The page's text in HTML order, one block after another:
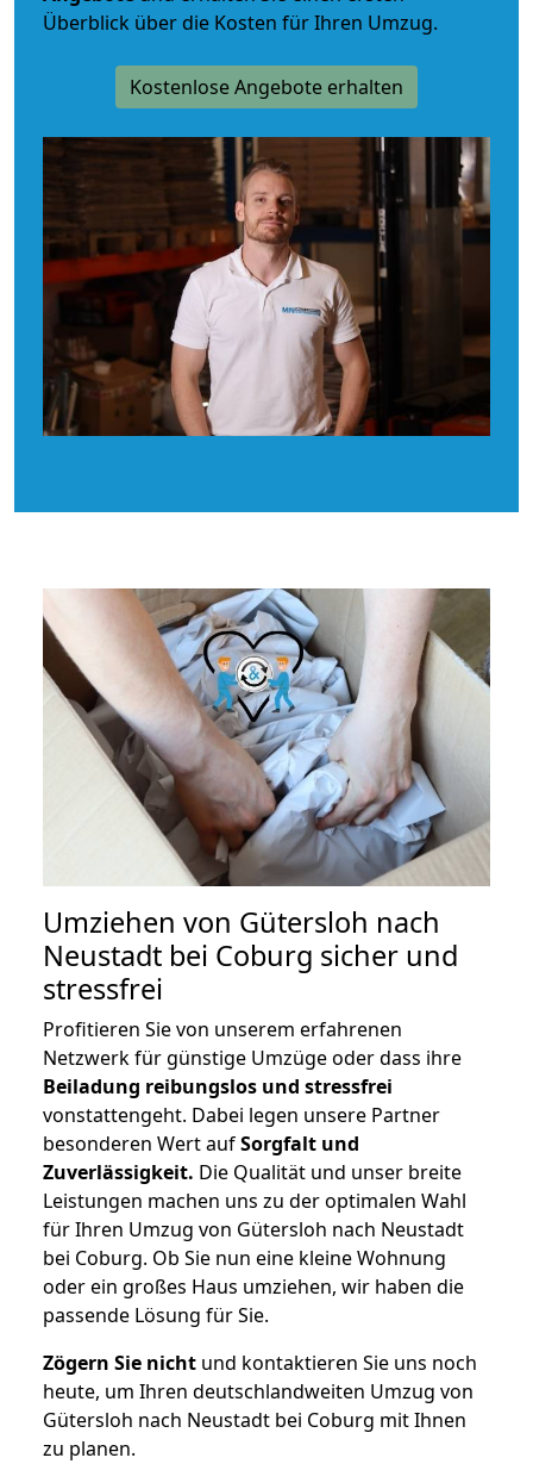
Überblick über die Kosten für Ihren Umzug.
Kostenlose Angebote erhalten
Umziehen von Gütersloh nach
Neustadt bei Coburg sicher und
stressfrei
Profitieren Sie von unserem erfahrenen
Netzwerk für günstige Umzüge oder dass ihre
Beiladung reibungslos und stressfrei
vonstattengeht. Dabei legen unsere Partner
besonderen Wert aufSorgfalt und
Zuverlässigkeit. Die Qualität und unser breite
Leistungen machen uns zu der optimalen Wahl
für Ihren Umzug von Gütersloh nach Neustadt
bei Coburg. Ob Sie nun eine kleine Wohnung
oder ein großes Haus umziehen, wir haben die
passende Lösung für Sie.
Zögern Sie nicht und kontaktieren Sie uns noch
heute, um Ihren deutschlandweiten Umzug von
Gütersloh nach Neustadt bei Coburg mit Ihnen
zu planen.